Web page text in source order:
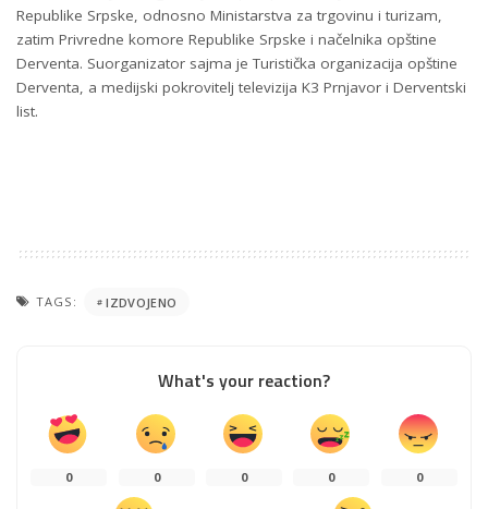
Republike Srpske, odnosno Ministarstva za trgovinu i turizam,
zatim Privredne komore Republike Srpske i načelnika opštine
Derventa. Suorganizator sajma je Turistička organizacija opštine
Derventa, a medijski pokrovitelj televizija K3 Prnjavor i Derventski
list.
TAGS: IZDVOJENO
What's your reaction?
0 0 0 0 0